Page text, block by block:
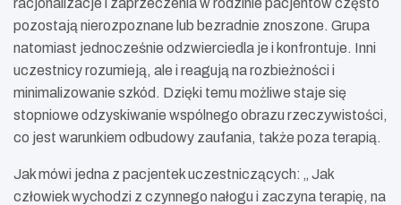
pozostają nierozpoznane lub bezradnie znoszone. Grupa
natomiast jednocześnie odzwierciedla je i konfrontuje. Inni
uczestnicy rozumieją, ale i reagują na rozbieżności i
minimalizowanie szkód. Dzięki temu możliwe staje się
stopniowe odzyskiwanie wspólnego obrazu rzeczywistości,
co jest warunkiem odbudowy zaufania, także poza terapią.
Jak mówi jedna z pacjentek uczestniczących: „ Jak
człowiek wychodzi z czynnego nałogu i zaczyna terapię, na